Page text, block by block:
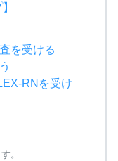
を受ける
RNを受け
。